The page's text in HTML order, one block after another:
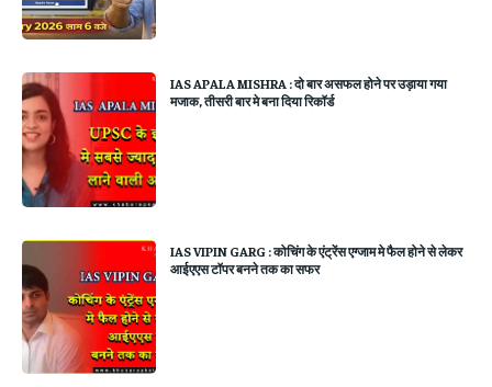
IAS APALA MISHRA : दो बार असफल होने पर उड़ाया गया
मजाक, तीसरी बार मे बना दिया रिकॉर्ड
IAS VIPIN GARG : कोचिंग के एंट्रेंस एग्जाम मे फैल होने से लेकर
आईएएस टॉपर बनने तक का सफर